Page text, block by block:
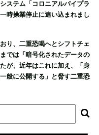
ステム「コロニアルパイプラ
時操業停止に追い込まれまし
り、二重恐喝へとシフトチェ
では「暗号化されたデータの
が、近年はこれに加え、「身
般に公開する」と脅す二重恐